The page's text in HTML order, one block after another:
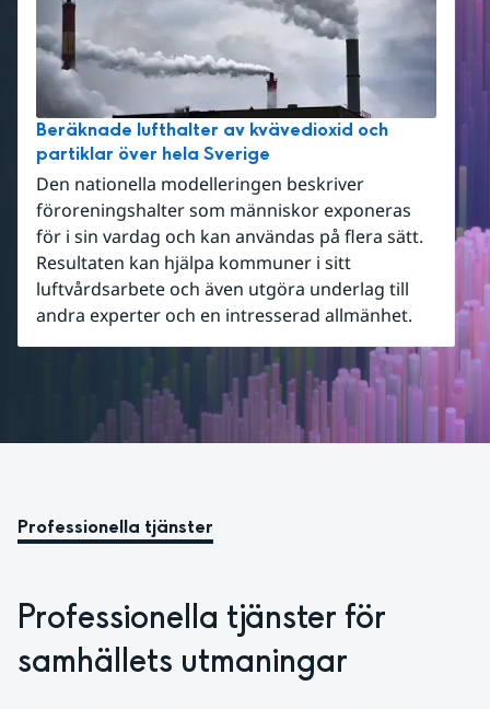
Beräknade lufthalter av kvävedioxid och
partiklar över hela Sverige
Den nationella modelleringen beskriver
föroreningshalter som människor exponeras
för i sin vardag och kan användas på flera sätt.
Resultaten kan hjälpa kommuner i sitt
luftvårdsarbete och även utgöra underlag till
andra experter och en intresserad allmänhet.
Professionella tjänster
Professionella tjänster för
samhällets utmaningar